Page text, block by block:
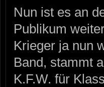
Nun ist es an
Publikum
Krieger ja nun
Band, stammt
K.F.W. für